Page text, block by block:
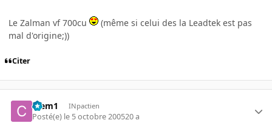
Le Zalman vf 700cu
(même si celui des la Leadtek est pas
mal d'origine;))
Citer
Clem1 INpactien
Posté(e) le 5 octobre 200520 a